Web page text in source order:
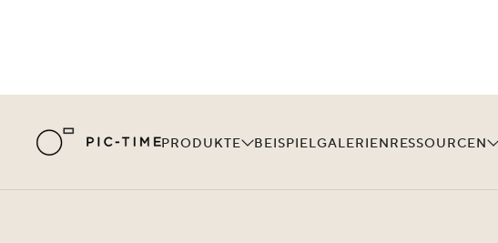
PRODUKTE BEISPIELGALERIENRESSOURCEN